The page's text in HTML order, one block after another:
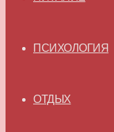
ПСИХОЛОГИЯ
ОТДЫХ